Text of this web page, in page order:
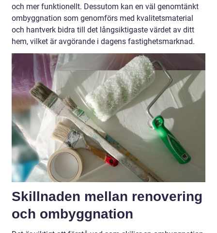
och mer funktionellt. Dessutom kan en väl genomtänkt
ombyggnation som genomförs med kvalitetsmaterial
och hantverk bidra till det långsiktigaste värdet av ditt
hem, vilket är avgörande i dagens fastighetsmarknad.
Skillnaden mellan renovering
och ombyggnation